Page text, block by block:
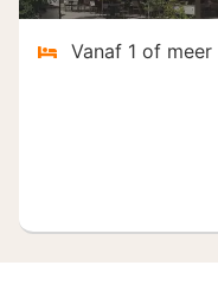
Vanaf 1 of